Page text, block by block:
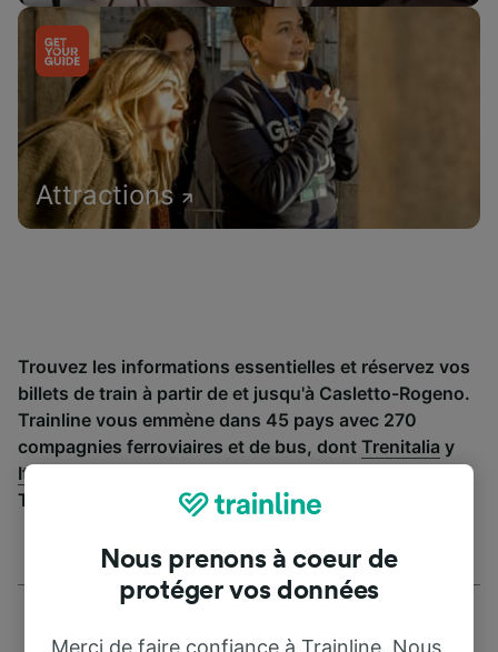
Attractions
Trouvez les informations essentielles et réservez vos
billets de train à partir de et jusqu'à Casletto-Rogeno.
Trainline vous emmène dans 45 pays avec 270
compagnies ferroviaires et de bus, dont Trenitalia y
Italo
Trainline aujourd’hui.
Nous prenons à coeur de
protéger vos données
Merci de faire confiance à Trainline. Nous